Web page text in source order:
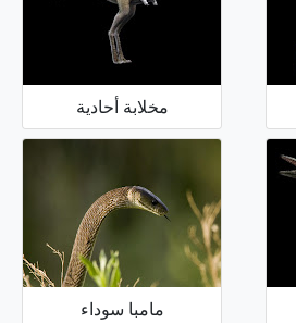
مخلابة أحادية
مامبا سوداء